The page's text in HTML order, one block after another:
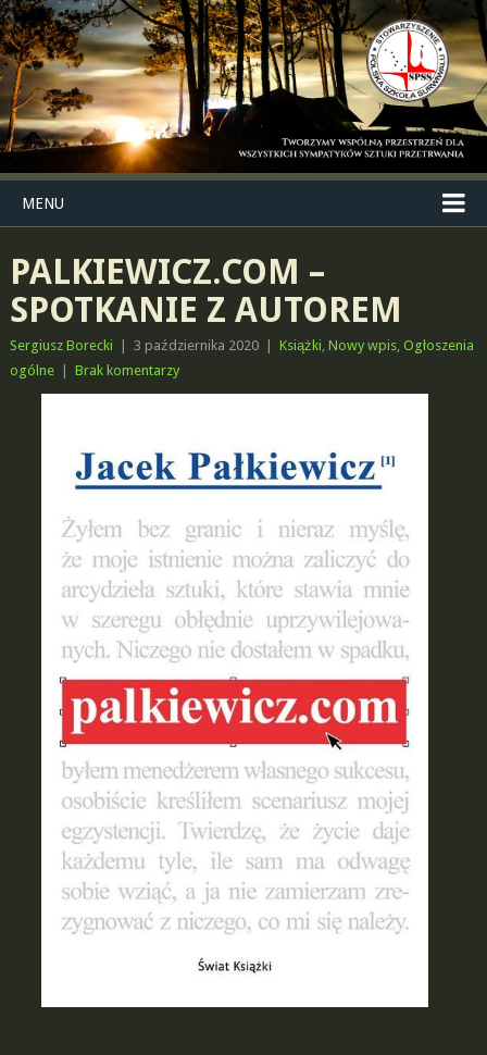
MENU
PALKIEWICZ.COM –
SPOTKANIE Z AUTOREM
Sergiusz Borecki 3 października 2020 Książki, Nowy wpis, Ogłoszenia
ogólne
Brak komentarzy